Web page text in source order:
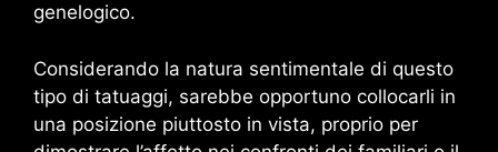
genelogico.
Considerando la natura sentimentale di questo
tipo di tatuaggi, sarebbe opportuno collocarli in
una posizione piuttosto in vista, proprio per